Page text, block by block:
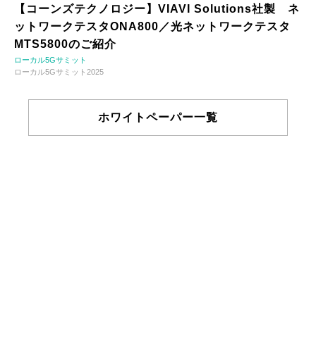
【コーンズテクノロジー】VIAVI Solutions社製 ネ
ットワークテスタONA800／光ネットワークテスタ
MTS5800のご紹介
ローカル5Gサミット
ローカル5Gサミット2025
ホワイトペーパー一覧